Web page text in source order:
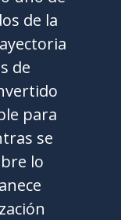
de la
de
para
se
lo